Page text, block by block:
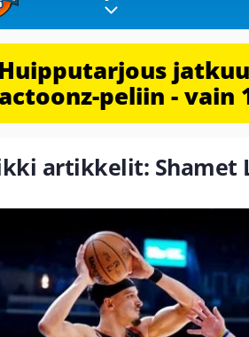
peliin - vain
artikkelit: Shamet